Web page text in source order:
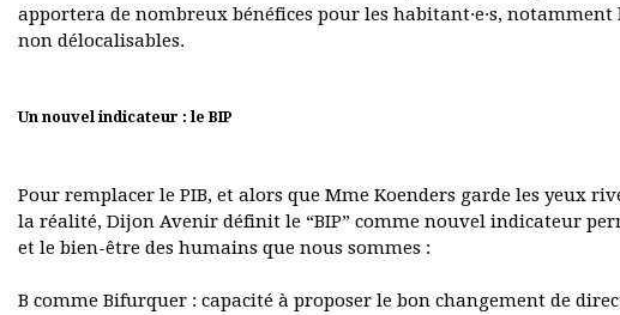
apportera de nombreux bénéfices pour les habitant·e·s,
non délocalisables.
Un nouvel indicateur : le BIP
Pour remplacer le PIB, et alors que Mme Koenders garde les yeux
la réalité, Dijon Avenir définit le “BIP” comme nouvel indicateur
et le bien-être des humains que nous sommes :
B comme Bifurquer : capacité à proposer le bon changement de